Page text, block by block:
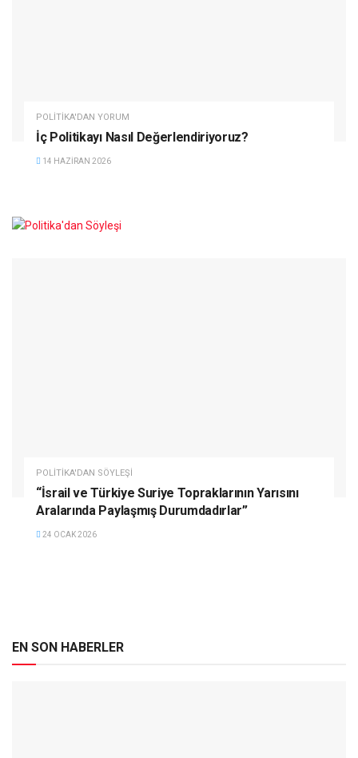
POLITIKA'DAN YORUM
İç Politikayı Nasıl Değerlendiriyoruz?
14 HAZIRAN 2026
POLITIKA'DAN SÖYLEŞI
“İsrail ve Türkiye Suriye Topraklarının Yarısını
Aralarında Paylaşmış Durumdadırlar”
24 OCAK 2026
EN SON HABERLER